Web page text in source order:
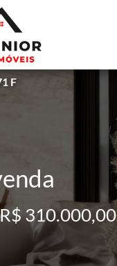
F
310.000,00